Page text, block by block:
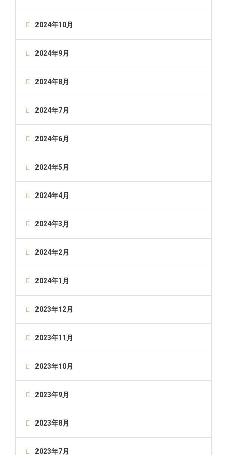
2024年10月
2024年9月
2024年8月
2024年7月
2024年6月
2024年5月
2024年4月
2024年3月
2024年2月
2024年1月
2023年12月
2023年11月
2023年10月
2023年9月
2023年8月
2023年7月